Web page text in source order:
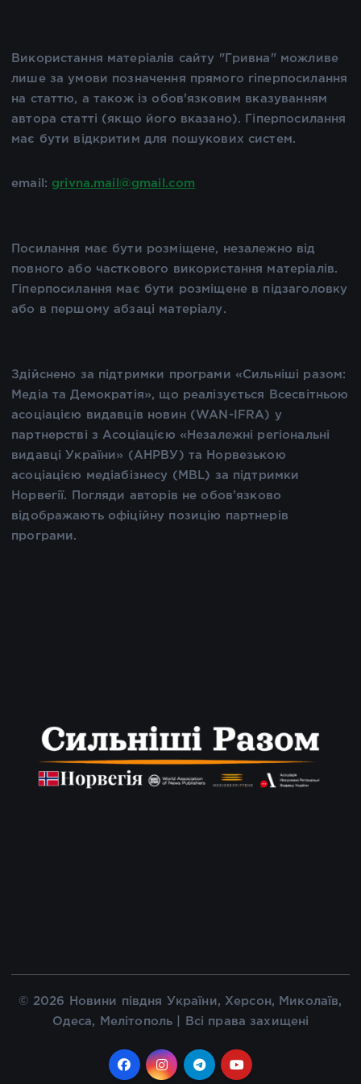
Використання матеріалів сайту "Гривна" можливе
лише за умови позначення прямого гіперпосилання
на статтю, а також із обов'язковим вказуванням
автора статті (якщо його вказано). Гіперпосилання
має бути відкритим для пошукових систем.
email: grivna.mail@gmail.com
Посилання має бути розміщене, незалежно від
повного або часткового використання матеріалів.
Гіперпосилання має бути розміщене в підзаголовку
або в першому абзаці матеріалу.
Здійснено за підтримки програми «Сильніші разом:
Медіа та Демократія», що реалізується Всесвітньою
асоціацією видавців новин (WAN-IFRA) у
партнерстві з Асоціацією «Незалежні регіональні
видавці України» (АНРВУ) та Норвезькою
асоціацією медіабізнесу (MBL) за підтримки
Норвегії. Погляди авторів не обов’язково
відображають офіційну позицію партнерів
програми.
© 2026 Новини півдня України, Херсон, Миколаїв,
Одеса, Мелітополь | Всі права захищені